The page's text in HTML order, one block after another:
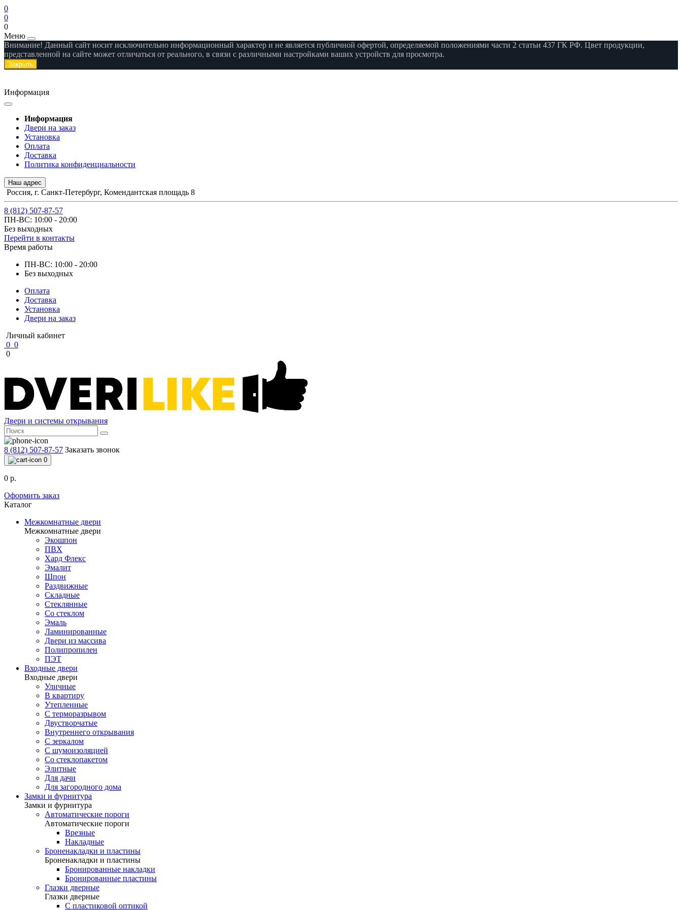
0
0
0
Меню
Внимание! Данный сайт носит исключительно информационный характер и не является публичной офертой, определяемой положениями части 2 статьи 437 ГК РФ. Цвет продукции,
представленной на сайте может отличаться от реального, в связи с различными настройками ваших устройств для просмотра.
Закрыть
Информация
Информация
Двери на заказ
Установка
Оплата
Доставка
Политика конфиденциальности
Наш адрес
Россия, г. Санкт-Петербург, Комендантская площадь 8
8 (812) 507-87-57
ПН-ВС: 10:00 - 20:00
Без выходных
Перейти в контакты
Время работы
ПН-ВС: 10:00 - 20:00
Без выходных
Оплата
Доставка
Установка
Двери на заказ
Личный кабинет
0 0
0
Двери и системы открывания
8 (812) 507-87-57 Заказать звонок
0
0 р.
Оформить заказ
Каталог
Межкомнатные двери
Межкомнатные двери
Экошпон
ПВХ
Хард Флекс
Эмалит
Шпон
Раздвижные
Складные
Стеклянные
Со стеклом
Эмаль
Ламинированные
Двери из массива
Полипропилен
ПЭТ
Входные двери
Входные двери
Уличные
В квартиру
Утепленные
С терморазрывом
Двустворчатые
Внутреннего открывания
С зеркалом
С шумоизоляцией
Со стеклопакетом
Элитные
Для дачи
Для загородного дома
Замки и фурнитура
Замки и фурнитура
Автоматические пороги
Автоматические пороги
Врезные
Накладные
Броненакладки и пластины
Броненакладки и пластины
Бронированные накладки
Бронированные пластины
Глазки дверные
Глазки дверные
C пластиковой оптикой